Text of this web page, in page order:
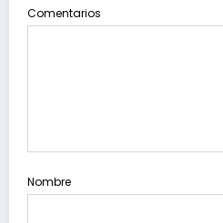
Comentarios
Nombre